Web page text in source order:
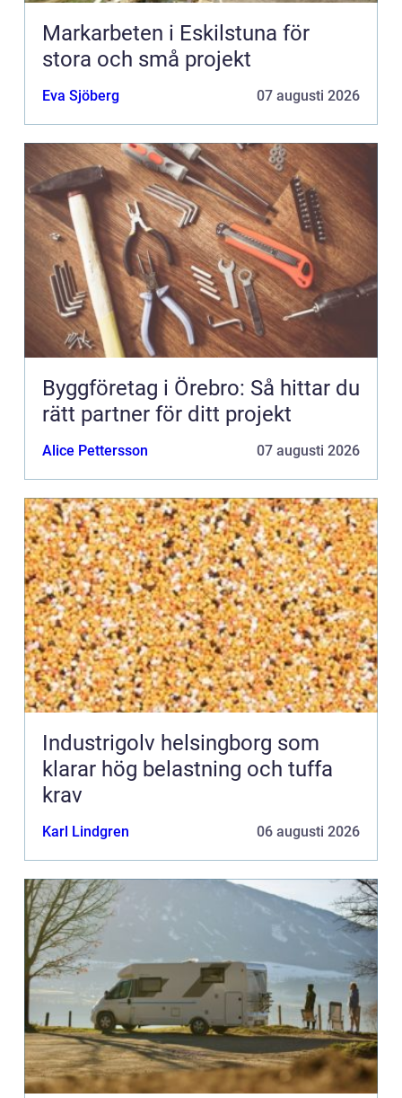
Markarbeten i Eskilstuna för
stora och små projekt
Eva Sjöberg 07 augusti 2026
Byggföretag i Örebro: Så hittar du
rätt partner för ditt projekt
Alice Pettersson 07 augusti 2026
Industrigolv helsingborg som
klarar hög belastning och tuffa
krav
Karl Lindgren 06 augusti 2026